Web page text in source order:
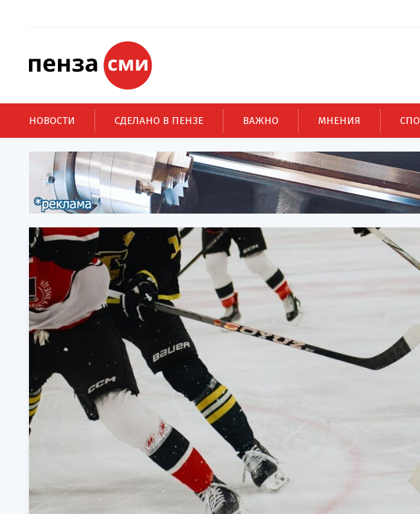
НОВОСТИ СДЕЛАНО В ПЕНЗЕ ВАЖНО МНЕНИЯ